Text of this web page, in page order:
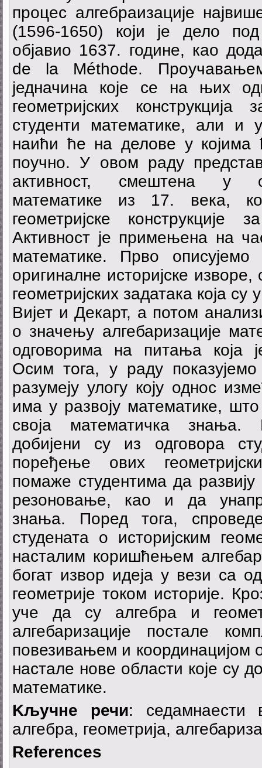
процес алгебраизације
(1596-1650) који је дело
објавио 1637. године, као
de la Méthode.
једначина које се на њих
геометријских
студенти математике, али и
наићи ће на делове у којима
поучно. У овом раду
активност, смештена у
математике из 17. века,
геометријске конструкције
Активност је примењена на
математике. Прво
оригиналне историјске
геометријских задатака која
Вијет и Декарт, а потом
о значењу алгебаризације
одговорима на питања која
Осим тога, у раду
разумеју улогу коју однос
има у развоју математике,
своја математичка знања.
добијени су из одговора
поређење ових
помаже студентима да развију
резоновање, као и да
знања. Поред тога,
студената о историјским
насталим коришћењем
богат извор идеја у вези са
геометрије током историје.
уче да су алгебра и
алгебаризације постале
повезивањем и координацијом
настале нове области које су
математике.
Kључне речи: седамнаести
алгебра, геометрија,
References